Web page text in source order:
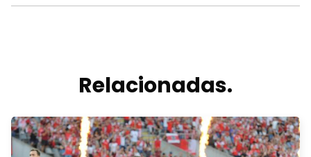
Relacionadas.